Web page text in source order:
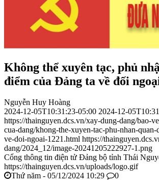
Không thể xuyên tạc, phủ
điểm của Đảng ta về đối
Nguyễn Huy Hoàng
2024-12-05T10:31:23-05:00 2024-12-
https://thainguyen.dcs.vn/xay-dung-dang/bao-
cua-dang/khong-the-xuyen-tac-phu-nhan-quan-
ve-doi-ngoai-1221.html https://
dang/2024_12/image-20241205222927-1.png
Cổng thông tin điện tử Đảng bộ tỉnh Thái
https://thainguyen.dcs.vn/uploads/logo.gif
Thứ năm - 05/12/2024 10:29
0